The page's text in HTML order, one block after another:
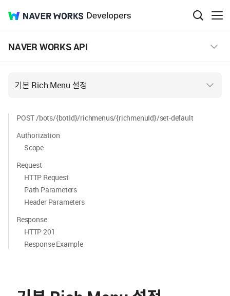
NAVER
WORKS
Developers
검
색
메
뉴
기
NAVER WORKS API
기본 Rich Menu 설정
POST /bots/{botId}/richmenus/{richmenuId}/set-default
Authorization
Scope
Request
HTTP Request
Path Parameters
Header Parameters
Response
HTTP 201
Response Example